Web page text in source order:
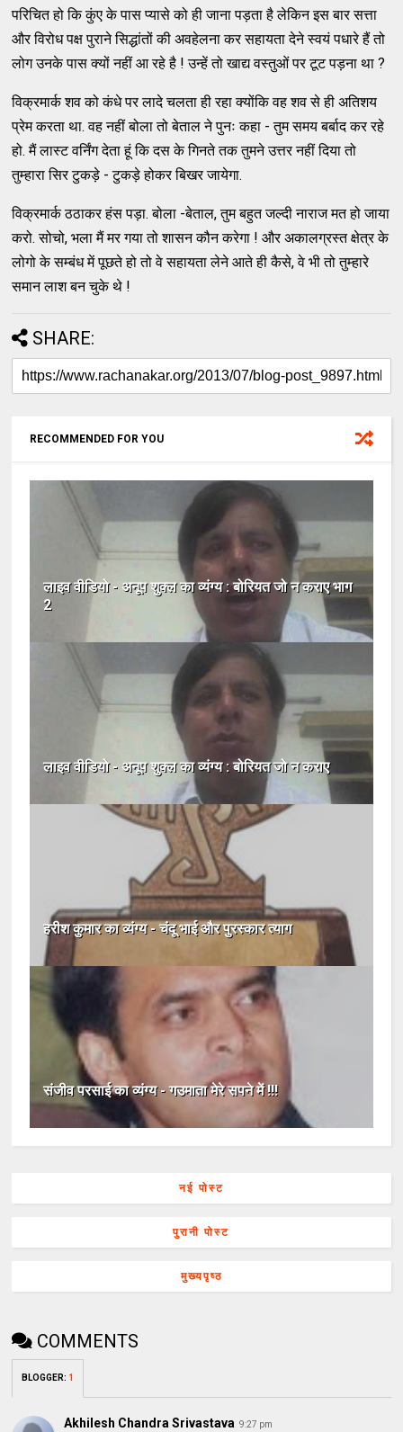
परिचित हो कि कुंए के पास प्यासे को ही जाना पड़ता है लेकिन इस बार सत्ता
और विरोध पक्ष पुराने सिद्धांतों की अवहेलना कर सहायता देने स्वयं पधारे हैं तो
लोग उनके पास क्यों नहीं आ रहे है ! उन्हें तो खाद्य वस्तुओं पर टूट पड़ना था ?
विक्रमार्क शव को कंधे पर लादे चलता ही रहा क्योंकि वह शव से ही अतिशय
प्रेम करता था. वह नहीं बोला तो बेताल ने पुनः कहा - तुम समय बर्बाद कर रहे
हो. मैं लास्ट वर्निंग देता हूं कि दस के गिनते तक तुमने उत्तर नहीं दिया तो
तुम्हारा सिर टुकड़े - टुकड़े होकर बिखर जायेगा.
विक्रमार्क ठठाकर हंस पड़ा. बोला -बेताल, तुम बहुत जल्दी नाराज मत हो जाया
करो. सोचो, भला मैं मर गया तो शासन कौन करेगा ! और अकालग्रस्त क्षेत्र के
लोगो के सम्बंध में पूछते हो तो वे सहायता लेने आते ही कैसे, वे भी तो तुम्हारे
समान लाश बन चुके थे !
SHARE:
RECOMMENDED FOR YOU
लाइव वीडियो - अनूप शुक्ल का व्यंग्य : बोरियत जो न कराए भाग
2
लाइव वीडियो - अनूप शुक्ल का व्यंग्य : बोरियत जो न कराए
हरीश कुमार का व्यंग्य - चंदू भाई और पुरस्कार त्याग
संजीव परसाई का व्यंग्य - गउमाता मेरे सपने में !!!
नई पोस्ट
पुरानी पोस्ट
मुख्यपृष्ठ
COMMENTS
BLOGGER: 1
Akhilesh Chandra Srivastava 9:27 pm